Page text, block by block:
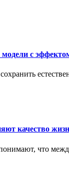
с
качество
что